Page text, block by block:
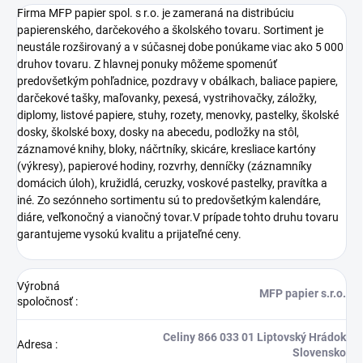
Firma MFP papier spol. s r.o. je zameraná na distribúciu
papierenského, darčekového a školského tovaru. Sortiment je
neustále rozširovaný a v súčasnej dobe ponúkame viac ako 5 000
druhov tovaru. Z hlavnej ponuky môžeme spomenúť
predovšetkým pohľadnice, pozdravy v obálkach, baliace papiere,
darčekové tašky, maľovanky, pexesá, vystrihovačky, záložky,
diplomy, listové papiere, stuhy, rozety, menovky, pastelky, školské
dosky, školské boxy, dosky na abecedu, podložky na stôl,
záznamové knihy, bloky, náčrtníky, skicáre, kresliace kartóny
(výkresy), papierové hodiny, rozvrhy, denníčky (záznamníky
domácich úloh), kružidlá, ceruzky, voskové pastelky, pravítka a
iné. Zo sezónneho sortimentu sú to predovšetkým kalendáre,
diáre, veľkonočný a vianočný tovar.V prípade tohto druhu tovaru
garantujeme vysokú kvalitu a prijateľné ceny.
Výrobná
spoločnosť:
MFP papier s.r.o.
Adresa :
Celiny 866 033 01 Liptovský Hrádok
Slovensko